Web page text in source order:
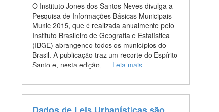
O Instituto Jones dos Santos Neves divulga a
Pesquisa de Informações Básicas Municipais –
Munic 2015, que é realizada anualmente pelo
Instituto Brasileiro de Geografia e Estatística
(IBGE) abrangendo todos os municípios do
Brasil. A publicação traz um recorte do Espírito
Santo e, nesta edição, … Leia mais
Dados de Leis Urbanísticas são